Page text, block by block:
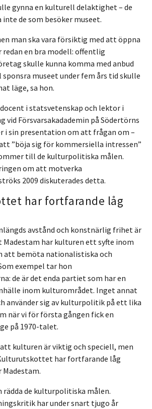
gynna en kulturell delaktighet – de
de som besöker museet.
man ska vara försiktig med att öppna
redan en bra modell: offentlig
skulle kunna komma med anbud
museet under fem års tid skulle
läge, sa hon.
i statsvetenskap och lektor i
Försvarsakadademin på Södertörns
i sin presentation om att frågan om –
”böja sig för kommersiella intressen”
till de kulturpolitiska målen.
om att motverka
2009 diskuterades detta.
har fortfarande låg
avstånd och konstnärlig frihet är
har kulturen ett syfte inom
att bemöta nationalistiska och
exempel tar hon
de är det enda partiet som har en
inom kulturområdet. Inget annat
använder sig av kulturpolitik på ett lika
när vi för första gången fick en
på 1970-talet.
kulturen är viktig och speciell, men
har fortfarande låg
rädda de kulturpolitiska målen.
har under snart tjugo år